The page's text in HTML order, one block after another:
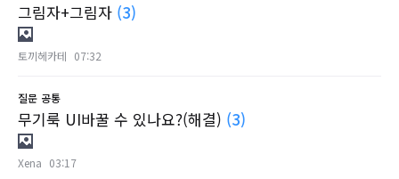
그림자+그림자 (3)
토끼헤카테 07:32
질문 공통
무기룩 UI바꿀 수 있나요?(해결) (3)
Xena 03:17